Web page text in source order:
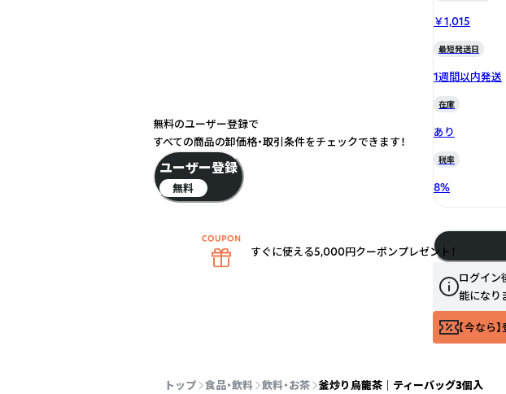
￥1,015
最短発送日
1週間以内発送
在庫
あり
税率
8%
ログイン
能になり
【今なら
トップ 食品・飲料 飲料・お茶 釜炒り烏龍茶 ｜ ティーバッグ3個入
無料のユーザー登録で
すべての商品の卸価格・取引条件をチェックできます！
ユーザー登録
無料
すぐに使える5,000円クーポンプレゼント！